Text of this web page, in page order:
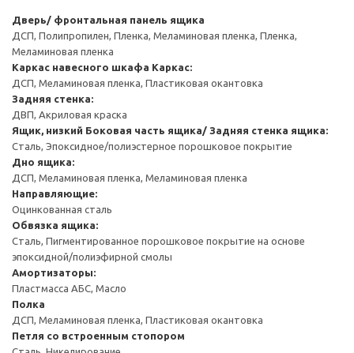
Дверь/ фронтальная панель ящика
ДСП, Полипропилен, Пленка, Меламиновая пленка, Пленка,
Меламиновая пленка
Каркас навесного шкафа Каркас:
ДСП, Меламиновая пленка, Пластиковая окантовка
Задняя стенка:
ДВП, Акриловая краска
Ящик, низкий Боковая часть ящика/ Задняя стенка ящика:
Сталь, Эпоксидное/полиэстерное порошковое покрытие
Дно ящика:
ДСП, Меламиновая пленка, Меламиновая пленка
Направляющие:
Оцинкованная сталь
Обвязка ящика:
Сталь, Пигментированное порошковое покрытие на основе
эпоксидной/полиэфирной смолы
Амортизаторы:
Пластмасса АБС, Масло
Полка
ДСП, Меламиновая пленка, Пластиковая окантовка
Петля со встроенным стопором